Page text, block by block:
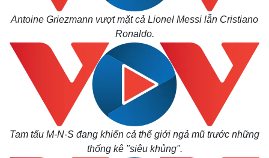
Cuộc sống đó đây
Video
Ảnh
E-Magazine
Infographic
Antoine Griezmann vượt mặt cả Lionel Messi lẫn Cristiano
Ronaldo.
Tam tấu M-N-S đang khiến cả thế giới ngả mũ trước những
thống kê "siêu khủng".